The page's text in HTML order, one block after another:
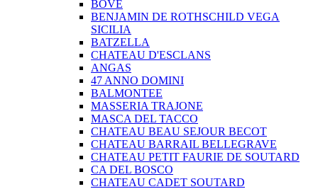
BOVE
BENJAMIN DE ROTHSCHILD VEGA
SICILIA
BATZELLA
CHATEAU D'ESCLANS
ANGAS
47 ANNO DOMINI
BALMONTEE
MASSERIA TRAJONE
MASCA DEL TACCO
CHATEAU BEAU SEJOUR BECOT
CHATEAU BARRAIL BELLEGRAVE
CHATEAU PETIT FAURIE DE SOUTARD
CA DEL BOSCO
CHATEAU CADET SOUTARD